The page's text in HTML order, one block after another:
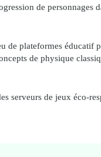
de personnages
de plateformes éducatif
de physique
serveurs de jeux éco-